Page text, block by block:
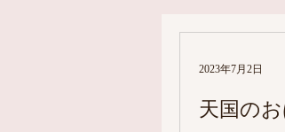
天国の
2023年7月2日